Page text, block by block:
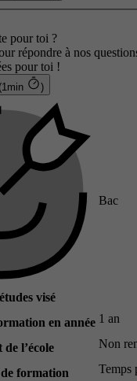
pour toi ?
répondre à nos
pour toi !
)
visé
Bac
en année 1 an
de l’école Non
formation Temps